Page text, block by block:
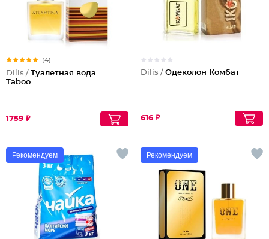
(4)
Dilis / Туалетная вода
Taboo
1759 ₽
Dilis / Одеколон Комбат
616 ₽
Рекомендуем Рекомендуем